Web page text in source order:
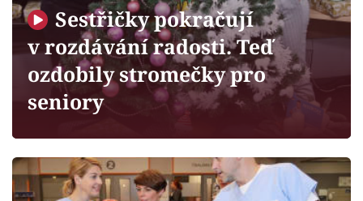
Sledujte prima+
Filmový festival Karlovy Vary
Mámy sobě
Sestřičky pokračují
v rozdávání radosti. Teď
ozdobily stromečky pro
seniory